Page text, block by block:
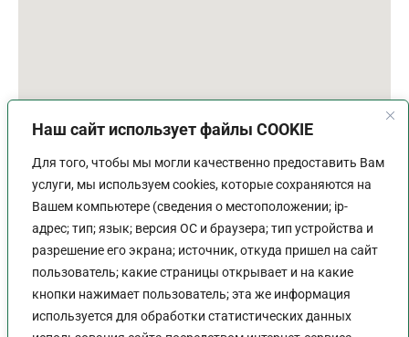
Наш сайт использует файлы COOKIE
Для того, чтобы мы могли качественно предоставить Вам
услуги, мы используем cookies, которые сохраняются на
Вашем компьютере (сведения о местоположении; ip-
адрес; тип; язык; версия ОС и браузера; тип устройства и
разрешение его экрана; источник, откуда пришел на сайт
пользователь; какие страницы открывает и на какие
кнопки нажимает пользователь; эта же информация
используется для обработки статистических данных
График работы
Пн-Пт:9:00 - 18:00